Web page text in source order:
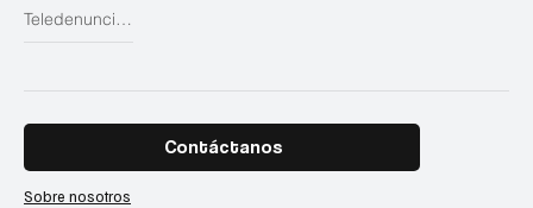
Teledenuncias
Contáctanos
Sobre nosotros